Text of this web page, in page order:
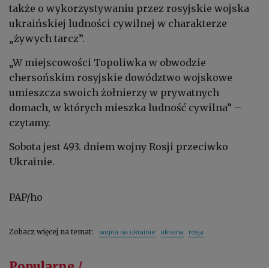
także o wykorzystywaniu przez rosyjskie wojska
ukraińskiej ludności cywilnej w charakterze
„żywych tarcz”.
„W miejscowości Topoliwka w obwodzie
chersońskim rosyjskie dowództwo wojskowe
umieszcza swoich żołnierzy w prywatnych
domach, w których mieszka ludność cywilna” –
czytamy.
Sobota jest 493. dniem wojny Rosji przeciwko
Ukrainie.
PAP/ho
Zobacz więcej na temat: wojna na ukrainie ukraina rosja